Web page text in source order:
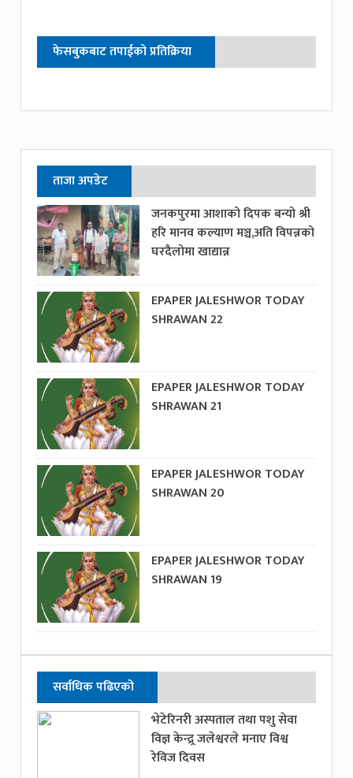
फेसबुकबाट तपाईको प्रतिक्रिया
ताजा अपडेट
जनकपुरमा आशाको दिपक बन्यो श्री
हरि मानव कल्याण मञ्च,अति विपन्नको
घरदैलोमा खाद्यान्न
EPAPER JALESHWOR TODAY
SHRAWAN 22
EPAPER JALESHWOR TODAY
SHRAWAN 21
EPAPER JALESHWOR TODAY
SHRAWAN 20
EPAPER JALESHWOR TODAY
SHRAWAN 19
सर्वाधिक पढिएको
भेटेरिनरी अस्पताल तथा पशु सेवा
विज्ञ केन्द्र्र जलेश्वरले मनाए विश्व
रेविज दिवस